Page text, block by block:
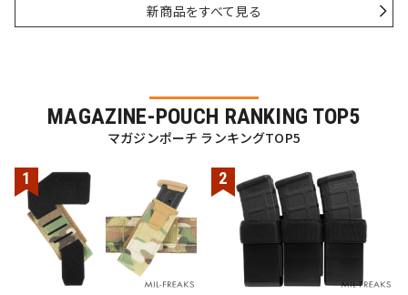
新商品をすべて見る
MAGAZINE-POUCH RANKING TOP5
マガジンポーチ ランキングTOP5